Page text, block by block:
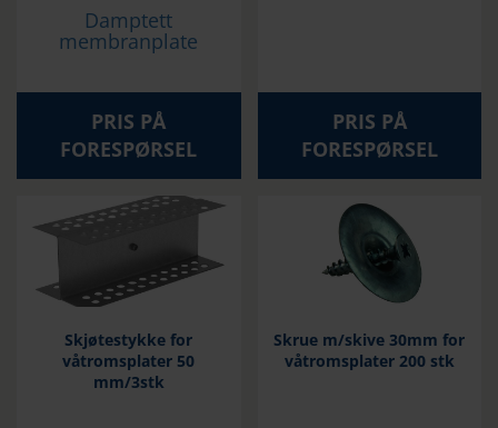
Damptett
membranplate
PRIS PÅ
FORESPØRSEL
PRIS PÅ
FORESPØRSEL
Skjøtestykke for
våtromsplater 50
mm/3stk
Skrue m/skive 30mm for
våtromsplater 200 stk